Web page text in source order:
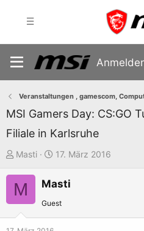
Veranstaltungen , gamescom,
MSI Gamers Day: CS:GO
Filiale in Karlsruhe
E
s
Masti
E
s
t
17. März 2016
M Masti
Guest